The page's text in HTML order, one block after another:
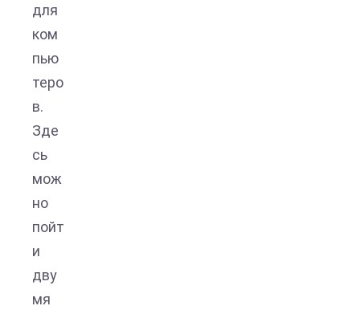
для
ком
пью
теро
в.
Зде
сь
мож
но
пойт
и
дву
мя